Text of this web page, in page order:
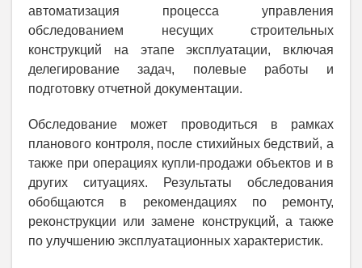
автоматизация процесса управления
обследованием несущих строительных
конструкций на этапе эксплуатации, включая
делегирование задач, полевые работы и
подготовку отчетной документации.
Обследование может проводиться в рамках
планового контроля, после стихийных бедствий, а
также при операциях купли-продажи объектов и в
других ситуациях. Результаты обследования
обобщаются в рекомендациях по ремонту,
реконструкции или замене конструкций, а также
по улучшению эксплуатационных характеристик.